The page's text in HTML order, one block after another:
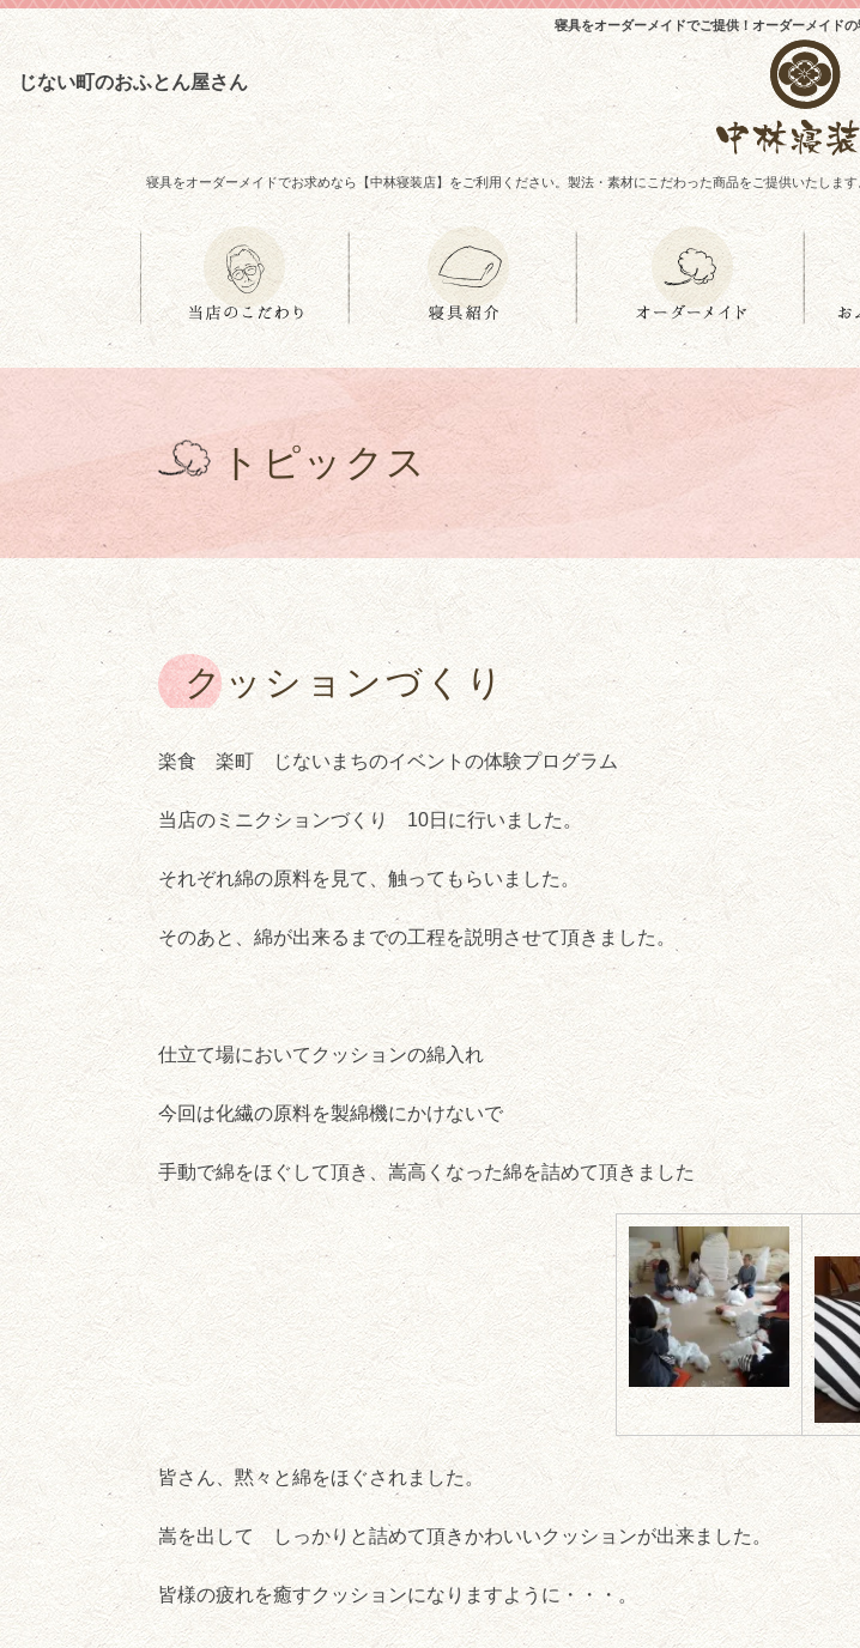
寝具をオーダーメイドでご提供！オーダーメイドの
じない町のおふとん屋さん
寝具をオーダーメイドでお求めなら【中林寝装店】をご利用ください。製法・素材にこだわった商品をご提供いたし
トピックス
クッションづくり
楽食 楽町 じないまちのイベントの体験プログラム
当店のミニクションづくり 10日に行いました。
それぞれ綿の原料を見て、触ってもらいました。
そのあと、綿が出来るまでの工程を説明させて頂きました。
仕立て場においてクッションの綿入れ
今回は化繊の原料を製綿機にかけないで
手動で綿をほぐして頂き、嵩高くなった綿を詰めて頂きました
皆さん、黙々と綿をほぐされました。
嵩を出して しっかりと詰めて頂きかわいいクッションが出来ました。
皆様の疲れを癒すクッションになりますように・・・。